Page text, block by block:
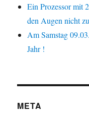
Ein Prozessor mit
den Augen nicht
Am Samstag
Jahr !
META